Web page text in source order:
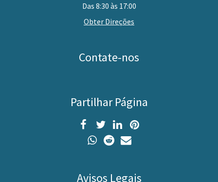
Das 8:30 às 17:00
Obter Direções
Contate-nos
Partilhar Página
Avisos Legais